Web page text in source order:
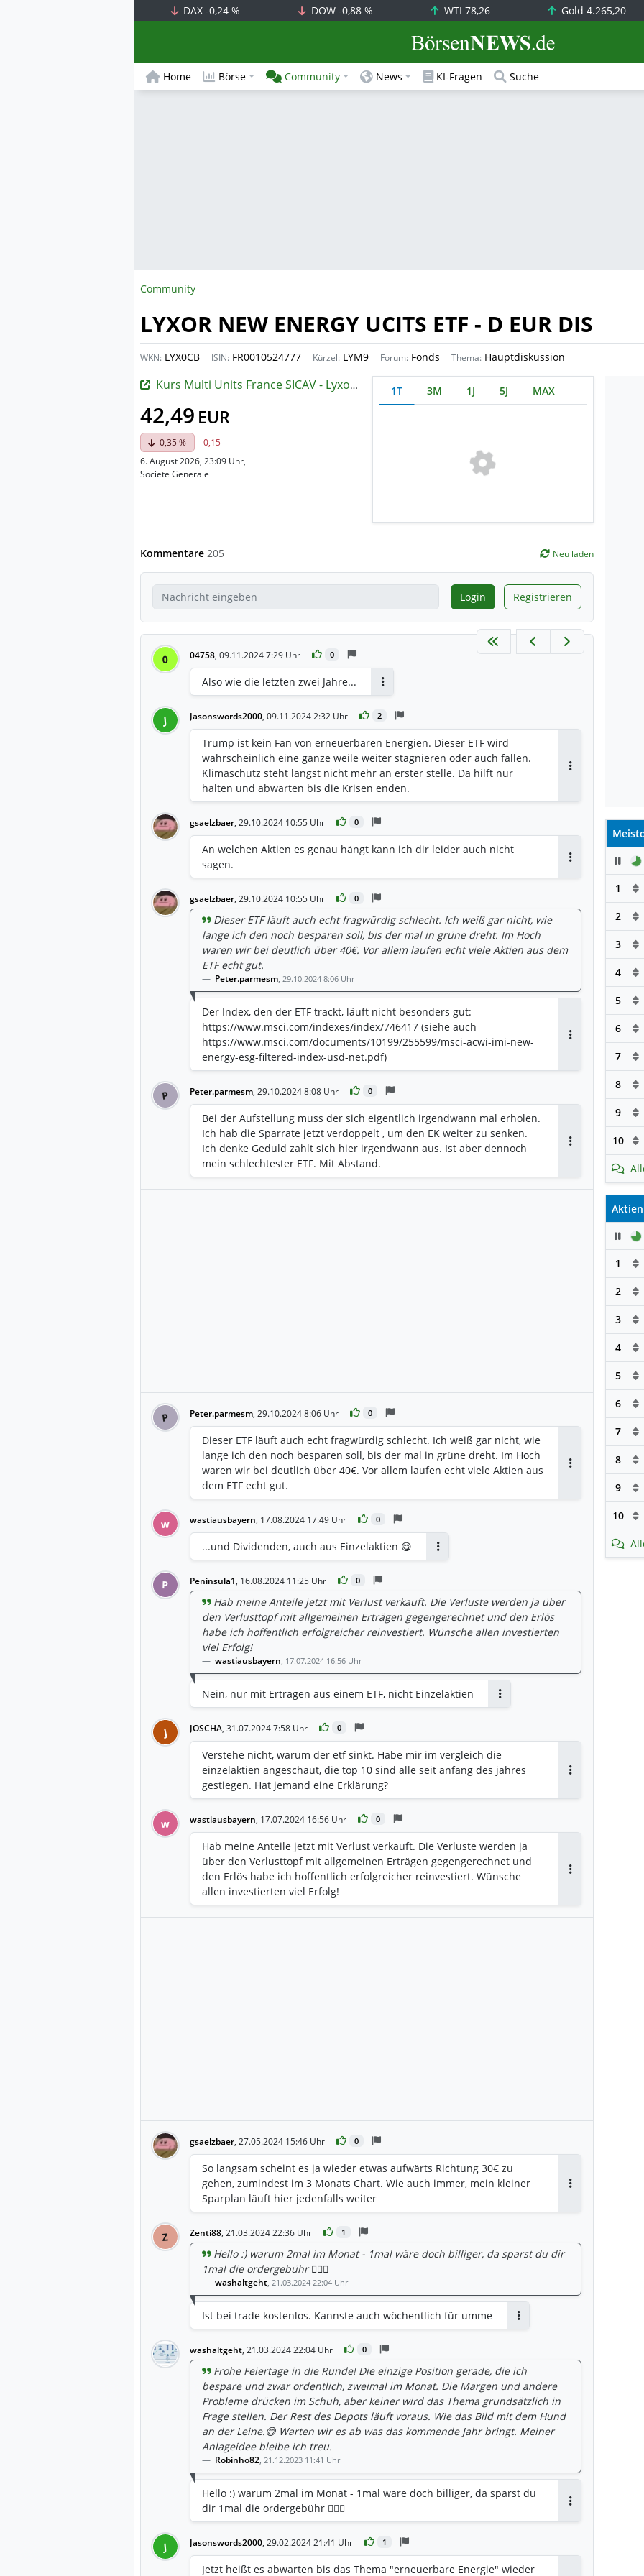
DAX-0,24 % DOW -0,88 % WTI 78,26 Gold 4.265,20
BörsenNEWS.de
Home Börse Community News KI-Fragen Suche
Community
LYXOR NEW ENERGY UCITS ETF - D EUR DIS
WKN: LYX0CB ISIN: FR0010524777 Kürzel: LYM9 Forum: Fonds Thema: Hauptdiskussion
Kurs Multi Units France SICAV - Lyxor MSCI New Energy ESG Filtered ( DR ) UCITS ETF
42,49 EUR
-0,35 %
-0,15
6. August 2026, 23:09 Uhr,
Societe Generale
1T 3M 1J 5J MAX
Kommentare 205 Neu laden
Login Registrieren
0 04758, 09.11.2024 7:29 Uhr 0
Also wie die letzten zwei Jahre...
J Jasonswords2000, 09.11.2024 2:32 Uhr 2
Trump ist kein Fan von erneuerbaren Energien. Dieser ETF wird
wahrscheinlich eine ganze weile weiter stagnieren oder auch fallen.
Klimaschutz steht längst nicht mehr an erster stelle. Da hilft nur
halten und abwarten bis die Krisen enden.
gsaelzbaer, 29.10.2024 10:55 Uhr 0
An welchen Aktien es genau hängt kann ich dir leider auch nicht
sagen.
gsaelzbaer, 29.10.2024 10:55 Uhr 0
Dieser ETF läuft auch echt fragwürdig schlecht. Ich weiß gar nicht, wie
lange ich den noch besparen soll, bis der mal in grüne dreht. Im Hoch
waren wir bei deutlich über 40€. Vor allem laufen echt viele Aktien aus dem
ETF echt gut.
Peter.parmesm, 29.10.2024 8:06 Uhr
Der Index, den der ETF trackt, läuft nicht besonders gut:
https://www.msci.com/indexes/index/746417 (siehe auch
https://www.msci.com/documents/10199/255599/msci-acwi-imi-new-
energy-esg-filtered-index-usd-net.pdf)
Antworten
P Peter.parmesm, 29.10.2024 8:08 Uhr 0
Bei der Aufstellung muss der sich eigentlich irgendwann mal erholen.
Ich hab die Sparrate jetzt verdoppelt , um den EK weiter zu senken.
Ich denke Geduld zahlt sich hier irgendwann aus. Ist aber dennoch
mein schlechtester ETF. Mit Abstand.
Antworten
P Peter.parmesm, 29.10.2024 8:06 Uhr 0
Dieser ETF läuft auch echt fragwürdig schlecht. Ich weiß gar nicht, wie
lange ich den noch besparen soll, bis der mal in grüne dreht. Im Hoch
waren wir bei deutlich über 40€. Vor allem laufen echt viele Aktien aus
dem ETF echt gut.
Antworten
w wastiausbayern, 17.08.2024 17:49 Uhr 0
...und Dividenden, auch aus Einzelaktien 😋
P Peninsula1, 16.08.2024 11:25 Uhr 0
Hab meine Anteile jetzt mit Verlust verkauft. Die Verluste werden ja über
den Verlusttopf mit allgemeinen Erträgen gegengerechnet und den Erlös
habe ich hoffentlich erfolgreicher reinvestiert. Wünsche allen investierten
viel Erfolg!
wastiausbayern, 17.07.2024 16:56 Uhr
Nein, nur mit Erträgen aus einem ETF, nicht Einzelaktien
J JOSCHA, 31.07.2024 7:58 Uhr 0
Verstehe nicht, warum der etf sinkt. Habe mir im vergleich die
einzelaktien angeschaut, die top 10 sind alle seit anfang des jahres
gestiegen. Hat jemand eine Erklärung?
w wastiausbayern, 17.07.2024 16:56 Uhr 0
Hab meine Anteile jetzt mit Verlust verkauft. Die Verluste werden ja
über den Verlusttopf mit allgemeinen Erträgen gegengerechnet und
den Erlös habe ich hoffentlich erfolgreicher reinvestiert. Wünsche
allen investierten viel Erfolg!
gsaelzbaer, 27.05.2024 15:46 Uhr 0
So langsam scheint es ja wieder etwas aufwärts Richtung 30€ zu
gehen, zumindest im 3 Monats Chart. Wie auch immer, mein kleiner
Sparplan läuft hier jedenfalls weiter
Z Zenti88, 21.03.2024 22:36 Uhr 1
Hello :) warum 2mal im Monat - 1mal wäre doch billiger, da sparst du dir
1mal die ordergebühr 💁🏼‍♂️
washaltgeht, 21.03.2024 22:04 Uhr
Ist bei trade kostenlos. Kannste auch wöchentlich für umme
washaltgeht, 21.03.2024 22:04 Uhr 0
Frohe Feiertage in die Runde! Die einzige Position gerade, die ich
bespare und zwar ordentlich, zweimal im Monat. Die Margen und andere
Probleme drücken im Schuh, aber keiner wird das Thema grundsätzlich in
Frage stellen. Der Rest des Depots läuft voraus. Wie das Bild mit dem Hund
an der Leine.😅 Warten wir es ab was das kommende Jahr bringt. Meiner
Anlageidee bleibe ich treu.
Robinho82, 21.12.2023 11:41 Uhr
Hello :) warum 2mal im Monat - 1mal wäre doch billiger, da sparst du
dir 1mal die ordergebühr 💁🏼‍♂️
J Jasonswords2000, 29.02.2024 21:41 Uhr 1
Jetzt heißt es abwarten bis das Thema "erneuerbare Energie" wieder
1
2
3
4
5
6
7
8
9
10
Aktien
1
2
3
4
5
6
7
8
9
10